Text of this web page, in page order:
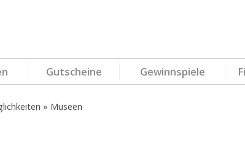
Gutscheine Gewinnspiele
Museen